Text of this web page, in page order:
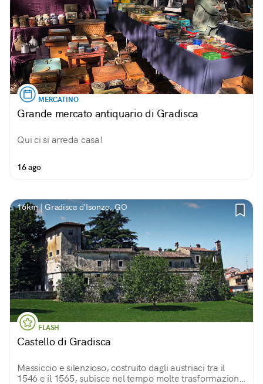
MERCATINO
Grande mercato antiquario di Gradisca
Qui ci si arreda casa!
16 ago
16km | Gradisca d'Isonzo, GO
FLASH
Castello di Gradisca
Massiccio e silenzioso, costruito dagli austriaci tra il
1546 e il 1565, subisce nel tempo molte trasformazioni.